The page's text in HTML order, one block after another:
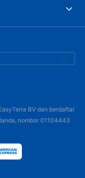
BV dan berdaftar
nombor 01104443